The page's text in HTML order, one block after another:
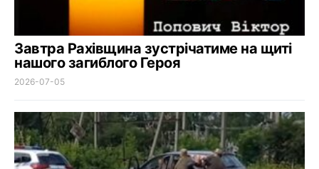
Завтра Рахівщина зустрічатиме на щиті
нашого загиблого Героя
2026-07-05